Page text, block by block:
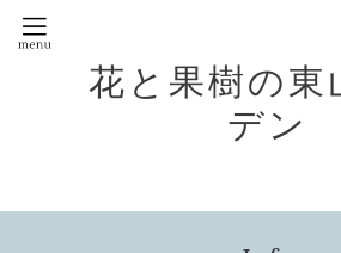
花と果樹の東
デン